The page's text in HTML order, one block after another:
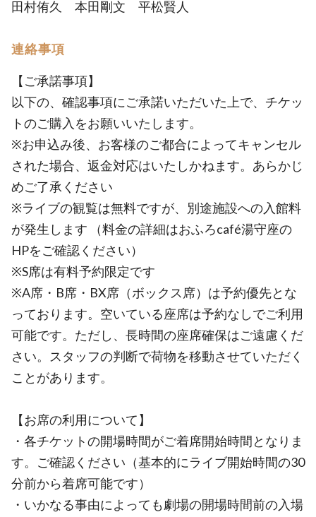
田村侑久 本田剛文 平松賢人
連絡事項
【ご承諾事項】
以下の、確認事項にご承諾いただいた上で、チケッ
トのご購入をお願いいたします。
※お申込み後、お客様のご都合によってキャンセル
された場合、返金対応はいたしかねます。あらかじ
めご了承ください
※ライブの観覧は無料ですが、別途施設への入館料
が発生します （料金の詳細はおふろcafé湯守座の
HPをご確認ください）
※S席は有料予約限定です
※A席・B席・BX席（ボックス席）は予約優先とな
っております。空いている座席は予約なしでご利用
可能です。ただし、長時間の座席確保はご遠慮くだ
さい。スタッフの判断で荷物を移動させていただく
ことがあります。
【お席の利用について】
・各チケットの開場時間がご着席開始時間となりま
す。ご確認ください（基本的にライブ開始時間の30
分前から着席可能です）
・いかなる事由によっても劇場の開場時間前の入場